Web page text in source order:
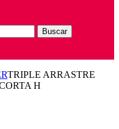
Buscar
TRIPLE ARRASTRE
H